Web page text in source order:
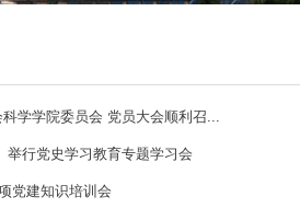
学学院委员会 党员大会顺利召...
举行党史学习教育专题学习会
党建知识培训会